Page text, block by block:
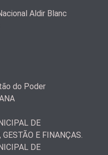
Aldir Blanc
do Poder
DE
E FINANÇAS.
DE